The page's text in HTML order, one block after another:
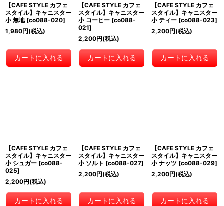
【CAFE STYLE カフェ
スタイル】キャニスター
小 無地 [co088-020]
1,980円(税込)
カートに入れる
【CAFE STYLE カフェ
スタイル】キャニスター
小 コーヒー [co088-
021]
2,200円(税込)
カートに入れる
【CAFE STYLE カフェ
スタイル】キャニスター
小 ティー [co088-023]
2,200円(税込)
カートに入れる
【CAFE STYLE カフェ
スタイル】キャニスター
小 シュガー [co088-
025]
2,200円(税込)
カートに入れる
【CAFE STYLE カフェ
スタイル】キャニスター
小 ソルト [co088-027]
2,200円(税込)
カートに入れる
【CAFE STYLE カフェ
スタイル】キャニスター
小 ナッツ [co088-029]
2,200円(税込)
カートに入れる